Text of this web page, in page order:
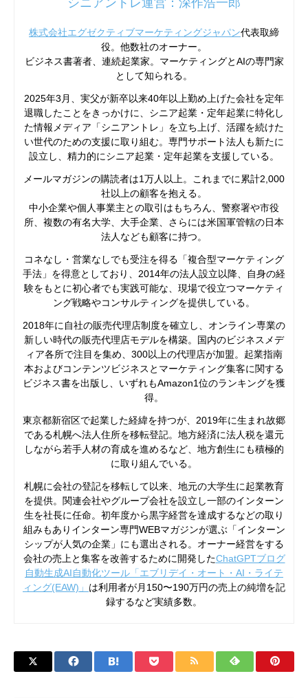
株式会社エグゼクティブマーケティングジャパン代表取締
役。他数社のオーナー。
ビジネス書著者、連続起業家。マーケティングとAIの専門家
として知られる。
2025年3月、実父が新卒以来40年以上勤め上げた会社を定年
退職したことをきっかけに、シニア起業・定年起業に特化し
た情報メディア「シニアントレ」を立ち上げ、活躍を続けた
い世代のための支援に取り組む。専門サポート法人も新たに
設立し、精力的にシニア起業・定年起業を支援している。
メールマガジンの購読者は1万人以上。これまでに累計2,000
社以上の顧客を抱える。
中小企業や個人事業主との取引はもちろん、警察署や市役
所、複数の有名大学、大手企業、さらには米国軍管轄の日本
法人なども顧客に持つ。
コネなし・営業なしでも受注を得る「複合型マーケティング
手法」を得意としており、2014年の法人設立以降、自身の経
験をもとに初心者でも実践可能な、現場で役立つマーケティ
ング戦略やコンサルティングを提供している。
2018年に自社の販売代理店制度を確立し、オンライン専業の
新しい時代の販売代理店モデルを構築。国内のビジネスメデ
ィア各所で注目を集め、300以上の代理店が加盟。起業指南
本およびコンテンツビジネスとマーケティング集客に関する
ビジネス書を出版し、いずれもAmazon1位のランキングを獲
得。
東京都新宿区で起業した経緯を持つが、2019年に生まれ故郷
である札幌へ法人住所を移転登記。地方経済に法人税を還元
しながら若手人材の育成を進めるなど、地方創生にも積極的
に取り組んでいる。
札幌に会社の登記を移転して以来、地元の大学生に起業教育
を提供。関連会社やグループ会社を設立し一部のインターン
生を社長に任命。初年度から黒字経営を達成するなどの取り
組みもありインターン専門WEBマガジンが選ぶ「インターン
シップが人気の企業」にも選出される。オーナー経営をする
会社の売上と集客を改善するために開発したChatGPTブログ
自動生成AI自動化ツール「エブリデイ・オート・AI・ライテ
ィング(EAW)」 は利用者が月150〜190万円の売上の純増を記
録するなど実績多数。